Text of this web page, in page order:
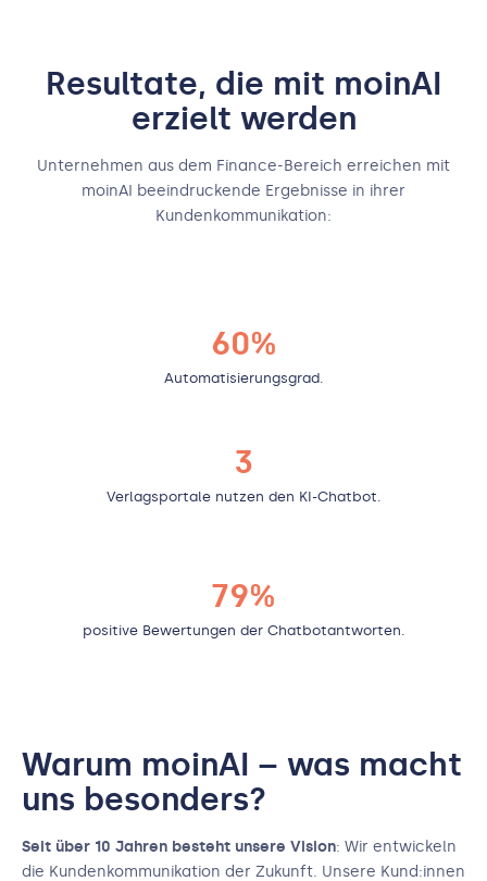
Resultate, die mit moinAI
erzielt werden
Unternehmen aus dem Finance-Bereich erreichen mit
moinAI beeindruckende Ergebnisse in ihrer
Kundenkommunikation:
60%
Automatisierungsgrad.
3
Verlagsportale nutzen den KI-Chatbot.
79%
positive Bewertungen der Chatbotantworten.
Warum moinAI – was macht
uns besonders?
Seit über 10 Jahren besteht unsere Vision: Wir entwickeln
die Kundenkommunikation der Zukunft. Unsere Kund:innen